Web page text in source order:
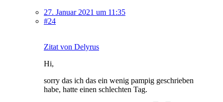
27. Januar 2021 um 11:35
#24
Zitat von Delyrus
Hi,
sorry das ich das ein wenig pampig geschrieben
habe, hatte einen schlechten Tag.